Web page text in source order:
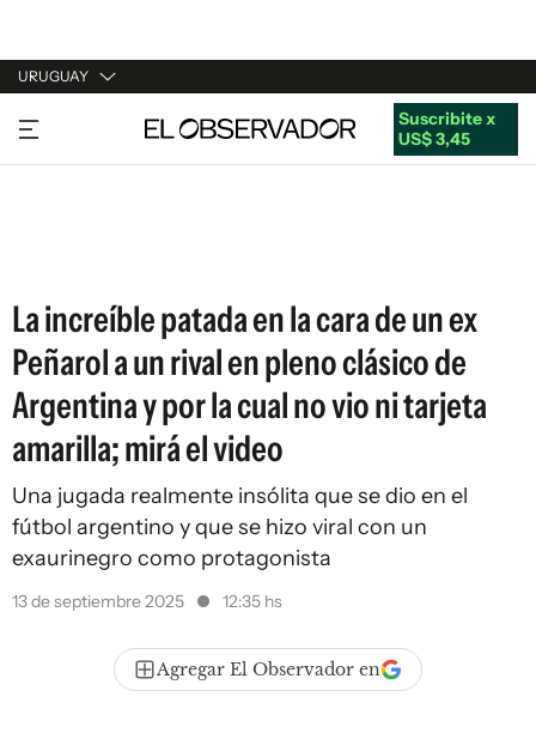
URUGUAY
URUGUAY
ARGENTINA
Suscribite x
US$ 3,45
La increíble patada en la cara de un ex
Peñarol a un rival en pleno clásico de
Argentina y por la cual no vio ni tarjeta
amarilla; mirá el video
Una jugada realmente insólita que se dio en el
fútbol argentino y que se hizo viral con un
exaurinegro como protagonista
13 de septiembre 2025 12:35 hs
Agregar El Observador en